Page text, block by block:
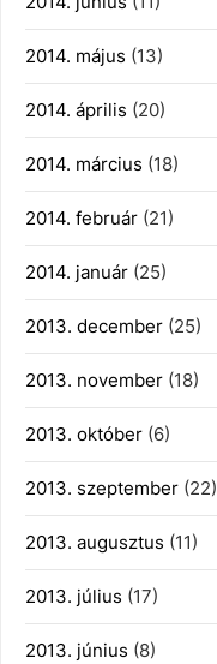
2014. május (13)
2014. április (20)
2014. március (18)
2014. február (21)
2014. január (25)
2013. december (25)
2013. november (18)
2013. október (6)
2013. szeptember (22)
2013. augusztus (11)
2013. július (17)
2013. június (8)